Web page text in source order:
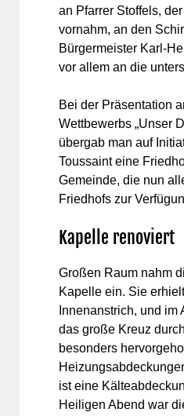
an Pfarrer Stoffels,
vornahm, an den
Bürgermeister Karl-
vor allem an die
Bei der Präsentation
Wettbewerbs „Unser
übergab man auf
Toussaint eine
Gemeinde, die nun
Friedhofs zur
Kapelle renoviert
Großen Raum nahm
Kapelle ein. Sie
Innenanstrich, und im
das große Kreuz
besonders
ist eine
Heiligen Abend war